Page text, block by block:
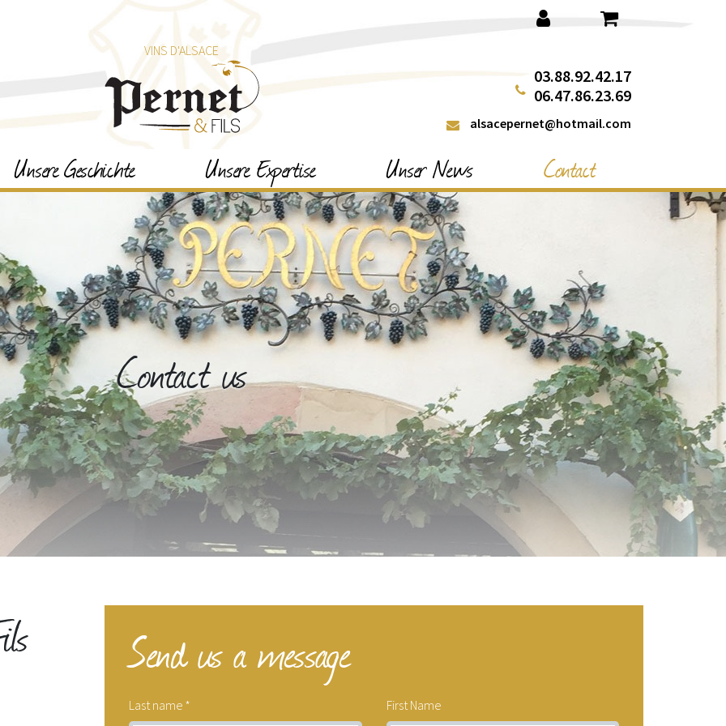
VINS D'ALSACE
03.88.92.42.17
06.47.86.23.69
alsacepernet@hotmail.com
Unsere Geschichte Unsere Expertise Unser News Contact
Contact us
Send us a message
Last name * First Name